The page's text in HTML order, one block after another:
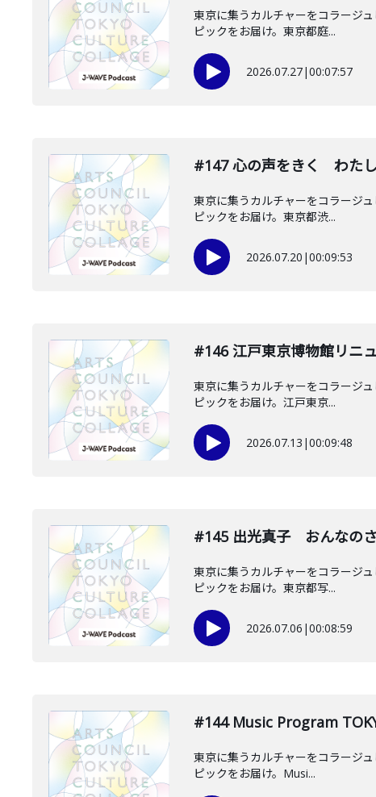
東京に集うカルチャーをコラージ
ピックをお届け。東京都庭...
2026.07.27|00:07:57
#147 心の声をきく わたし
東京に集うカルチャーをコラージ
ピックをお届け。東京都渋...
2026.07.20 |00:09:53
#146 江戸東京博物館リニ
東京に集うカルチャーをコラージ
ピックをお届け。江戸東京...
2026.07.13 |00:09:48
#145 出光真子 おんなのさ
東京に集うカルチャーをコラージ
ピックをお届け。東京都写...
2026.07.06 |00:08:59
#144 Music Program
東京に集うカルチャーをコラージ
ピックをお届け。Musi...